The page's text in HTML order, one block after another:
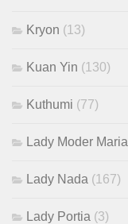
Kryon (13)
Kuan Yin (130)
Kuthumi (77)
Lady Moder Maria
Lady Nada (167)
Lady Portia (3)